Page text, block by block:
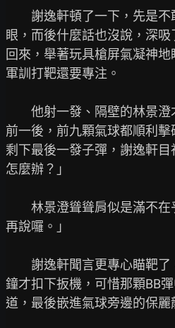
謝逸軒頓了一下，先是不
眼，而後什麼話也沒說，深吸
回來，舉著玩具槍屏氣凝神
軍訓打靶還要專注。
他射一發、隔壁的林景澄
前一後，前九顆氣球都順利擊
剩下最後一發子彈，謝逸軒
怎麼辦？」
林景澄聳聳肩似是滿不在
再說囉。」
謝逸軒聞言更專心瞄靶了
鐘才扣下扳機，可惜那顆BB
道，最後嵌進氣球旁邊的保麗